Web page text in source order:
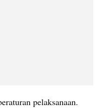
pelaksanaan.